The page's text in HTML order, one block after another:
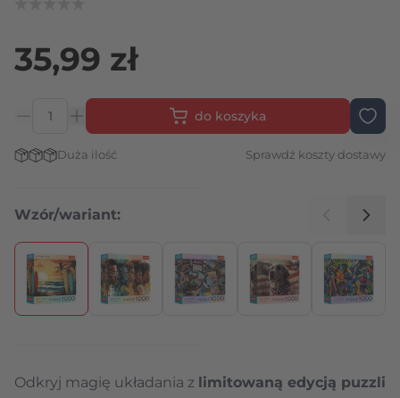
35,99 zł
do koszyka
Stan magazynowy:
Duża ilość Sprawdź koszty dostawy
Wzór/wariant:
Naciśnij, aby pominąć karuzelę
Odkryj magię układania z limitowaną edycją puzzli